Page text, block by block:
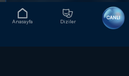
Anasayfa Diziler
CANLI